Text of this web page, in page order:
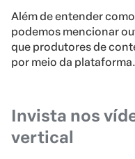
Além de entender
podemos mencionar
que produtores de
por meio da
Invista nos
vertical